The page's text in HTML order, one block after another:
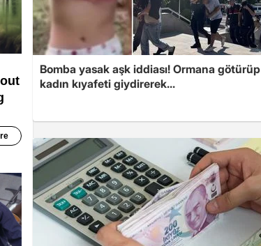
Bomba yasak aşk iddiası! Ormana götürüp
kadın kıyafeti giydirerek...